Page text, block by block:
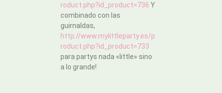
roduct.php?id_product=736 Y
combinado con las
guirnaldas,
http://www.mylittleparty.es/p
roduct.php?id_product=733
para partys nada «little» sino
a lo grande!